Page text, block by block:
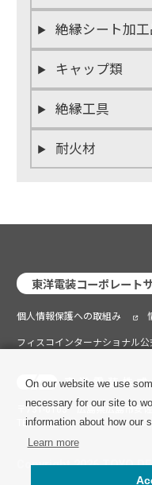
絶縁シート加工
キャップ類
絶縁工具
耐火材
東洋電装コーポレート
個人情報保護への取組み
フィスコインターナショナル公
〒731-0103 広島県広島市安
TEL：082-209-2088（フィス
Copyright 2026 TOYO
On our website we use
necessary for our site to
information about how our
Learn more